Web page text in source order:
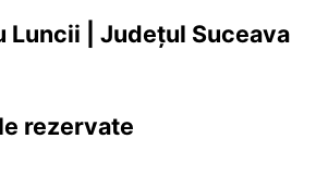
Luncii | Județul Suceava
rezervate